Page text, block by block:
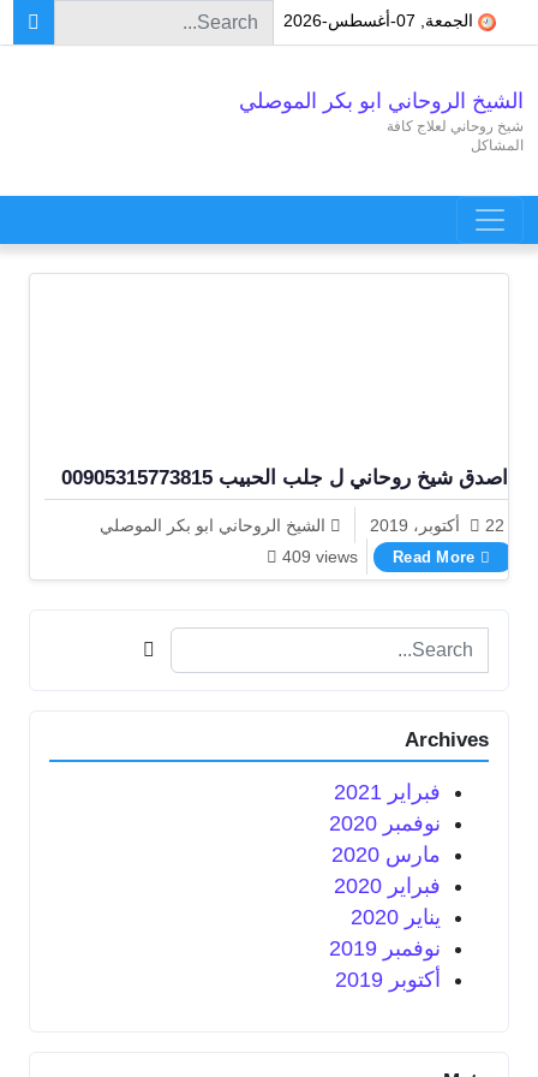
Skip to content
الجمعة, 07-أغسطس-2026
Search for:
الشيخ الروحاني ابو بكر الموصلي
شيخ روحاني لعلاج كافة
المشاكل
Main Navigation
اصدق شيخ روحاني ل جلب الحبيب 00905315773815
22 أكتوبر، 2019
الشيخ الروحاني ابو بكر الموصلي
409 views
Read More
اصدق شيخ روحاني ل جلب الحبيب 00905315773815
Search for:
Archives
فبراير 2021
نوفمبر 2020
مارس 2020
فبراير 2020
يناير 2020
نوفمبر 2019
أكتوبر 2019